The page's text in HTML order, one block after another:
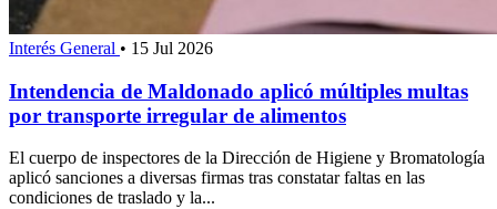
Interés General • 15 Jul 2026
Intendencia de Maldonado aplicó múltiples multas
por transporte irregular de alimentos
El cuerpo de inspectores de la Dirección de Higiene y Bromatología
aplicó sanciones a diversas firmas tras constatar faltas en las
condiciones de traslado y la...